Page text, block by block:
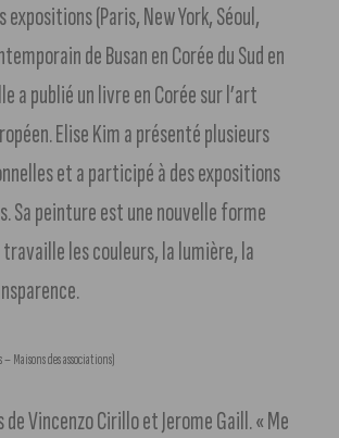
(Paris, New York, Séoul,
de Busan en Corée du Sud en
a publié un livre en Corée sur l’art
Elise Kim a présenté plusieurs
et a participé à des expositions
Sa peinture est une nouvelle forme
les couleurs, la lumière, la
Maisons des associations)
Vincenzo Cirillo et Jerome Gaill. « Me